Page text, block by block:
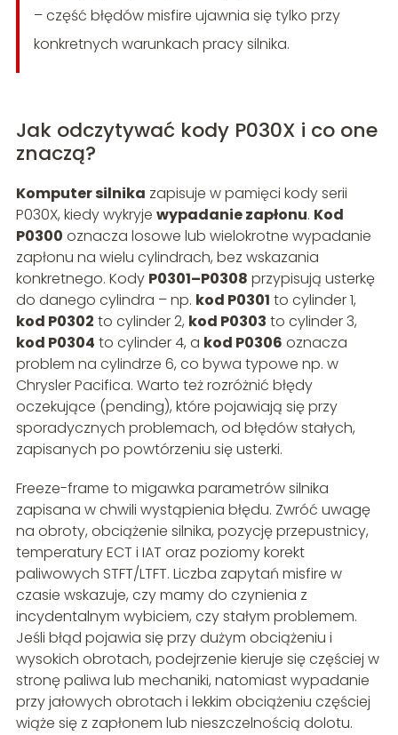
– część błędów misfire ujawnia się tylko przy
konkretnych warunkach pracy silnika.
Jak odczytywać kody P030X i co one
znaczą?
Komputer silnika zapisuje w pamięci kody serii
P030X, kiedy wykryje wypadanie zapłonu. Kod
P0300 oznacza losowe lub wielokrotne wypadanie
zapłonu na wielu cylindrach, bez wskazania
konkretnego. Kody P0301–P0308 przypisują usterkę
do danego cylindra – np. kod P0301 to cylinder 1,
kod P0302 to cylinder 2, kod P0303 to cylinder 3,
kod P0304 to cylinder 4, a kod P0306 oznacza
problem na cylindrze 6, co bywa typowe np. w
Chrysler Pacifica. Warto też rozróżnić błędy
oczekujące (pending), które pojawiają się przy
sporadycznych problemach, od błędów stałych,
zapisanych po powtórzeniu się usterki.
Freeze-frame to migawka parametrów silnika
zapisana w chwili wystąpienia błędu. Zwróć uwagę
na obroty, obciążenie silnika, pozycję przepustnicy,
temperatury ECT i IAT oraz poziomy korekt
paliwowych STFT/LTFT. Liczba zapytań misfire w
czasie wskazuje, czy mamy do czynienia z
incydentalnym wybiciem, czy stałym problemem.
Jeśli błąd pojawia się przy dużym obciążeniu i
wysokich obrotach, podejrzenie kieruje się częściej w
stronę paliwa lub mechaniki, natomiast wypadanie
przy jałowych obrotach i lekkim obciążeniu częściej
wiąże się z zapłonem lub nieszczelnością dolotu.